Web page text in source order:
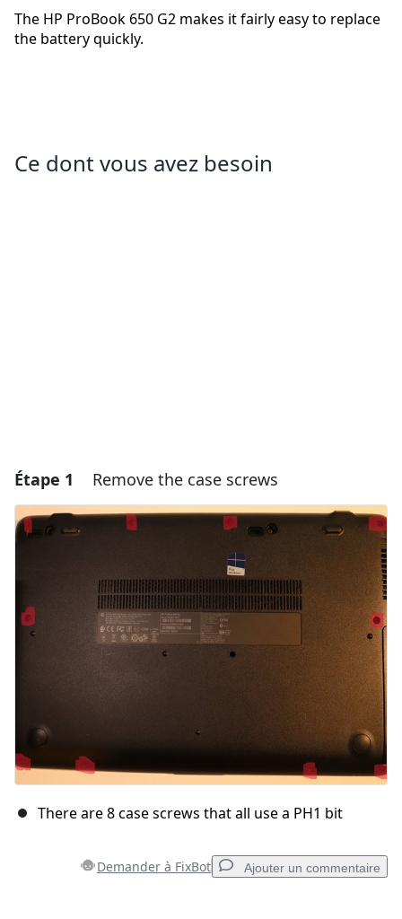
The HP ProBook 650 G2 makes it fairly easy to replace
the battery quickly.
Ce dont vous avez besoin
Étape 1 Remove the case screws
There are 8 case screws that all use a PH1 bit
Demander à FixBot Ajouter un commentaire